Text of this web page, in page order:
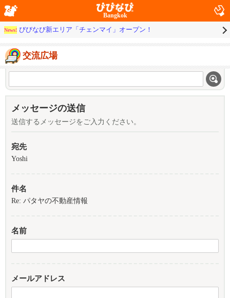
Bangkok
News! びびなび新エリア「チェンマイ」オープン！
交流広場
メッセージの送信
送信するメッセージをご入力ください。
宛先
Yoshi
件名
Re: パタヤの不動産情報
名前
メールアドレス